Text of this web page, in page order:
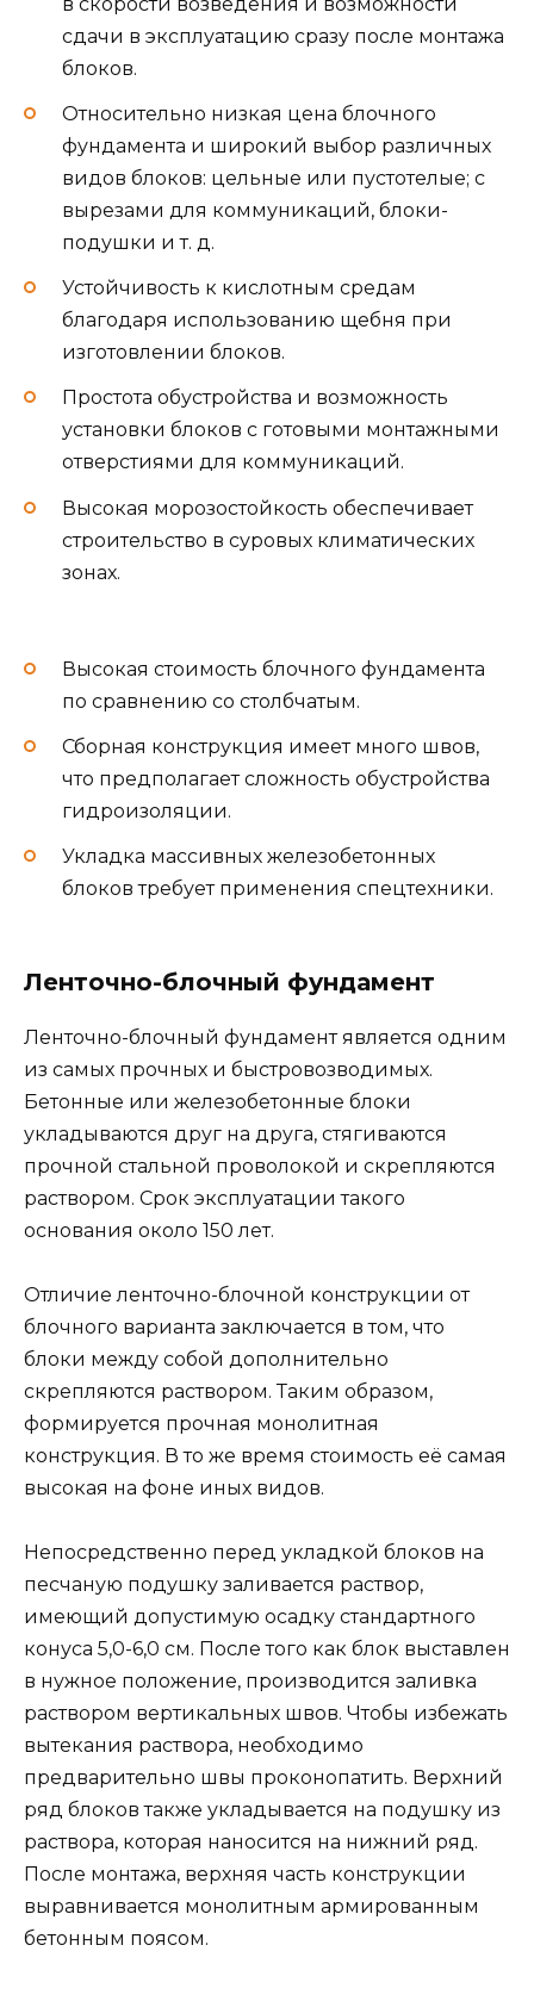
сдачи в эксплуатацию сразу после монтажа
блоков.
Относительно низкая цена блочного
фундамента и широкий выбор различных
видов блоков: цельные или пустотелые; с
вырезами для коммуникаций, блоки-
подушки и т. д.
Устойчивость к кислотным средам
благодаря использованию щебня при
изготовлении блоков.
Простота обустройства и возможность
установки блоков с готовыми монтажными
отверстиями для коммуникаций.
Высокая морозостойкость обеспечивает
строительство в суровых климатических
зонах.
Высокая стоимость блочного фундамента
по сравнению со столбчатым.
Сборная конструкция имеет много швов,
что предполагает сложность обустройства
гидроизоляции.
Укладка массивных железобетонных
блоков требует применения спецтехники.
Ленточно-блочный фундамент
Ленточно-блочный фундамент является одним
из самых прочных и быстровозводимых.
Бетонные или железобетонные блоки
укладываются друг на друга, стягиваются
прочной стальной проволокой и скрепляются
раствором. Срок эксплуатации такого
основания около 150 лет.
Отличие ленточно-блочной конструкции от
блочного варианта заключается в том, что
блоки между собой дополнительно
скрепляются раствором. Таким образом,
формируется прочная монолитная
конструкция. В то же время стоимость её самая
высокая на фоне иных видов.
Непосредственно перед укладкой блоков на
песчаную подушку заливается раствор,
имеющий допустимую осадку стандартного
конуса 5,0-6,0 см. После того как блок выставлен
в нужное положение, производится заливка
раствором вертикальных швов. Чтобы избежать
вытекания раствора, необходимо
предварительно швы проконопатить. Верхний
ряд блоков также укладывается на подушку из
раствора, которая наносится на нижний ряд.
После монтажа, верхняя часть конструкции
выравнивается монолитным армированным
бетонным поясом.